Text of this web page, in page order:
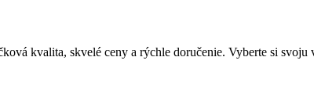
kvalita, skvelé ceny a rýchle doručenie. Vyberte si svoju